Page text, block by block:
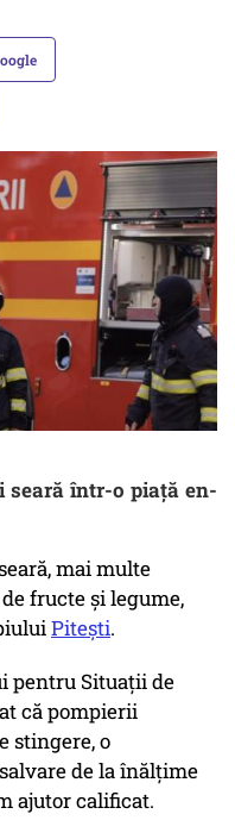
într-o piață en-
mai multe
fructe şi legume,
Piteşti.
pentru Situaţii de
că pompierii
stingere, o
de la înălţime
ajutor calificat.